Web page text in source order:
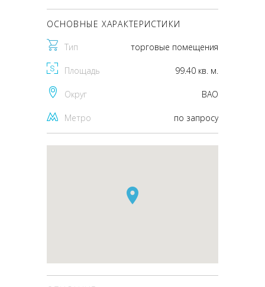
ОСНОВНЫЕ ХАРАКТЕРИСТИКИ
Тип торговые помещения
Площадь 99.40 кв. м.
Округ ВАО
Метро по запросу